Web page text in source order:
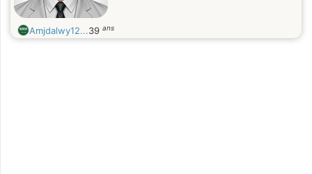
Amjdalwy12...39 ans